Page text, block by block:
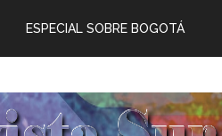
ESPECIAL SOBRE BOGOTÁ